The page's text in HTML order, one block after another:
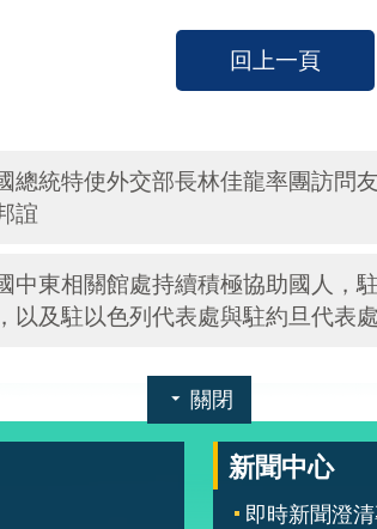
回上一頁
總統特使外交部長林佳龍率團訪問
誼
中東相關館處持續積極協助國人，
以及駐以色列代表處與駐約旦代表
關閉
新聞中心
即時新聞澄